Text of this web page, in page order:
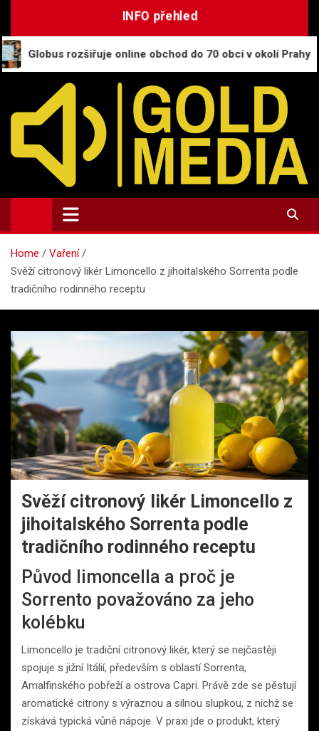
content
INFO přehled
online obchod do 70 obcí v okolí Prahy
GoldMedia.cz
Magazín a přehled informací
Home
Vaření
Svěží citronový likér Limoncello z jihoitalského Sorrenta podle
tradičního rodinného receptu
Svěží citronový likér Limoncello z
jihoitalského Sorrenta podle
tradičního rodinného receptu
Původ limoncella a proč je
Sorrento považováno za jeho
kolébku
Limoncello je tradiční citronový likér, který se nejčastěji
spojuje s jižní Itálií, především s oblastí Sorrenta,
Amalfinského pobřeží a ostrova Capri. Právě zde se pěstují
aromatické citrony s výraznou a silnou slupkou, z nichž se
získává typická vůně nápoje. V praxi jde o produkt, který